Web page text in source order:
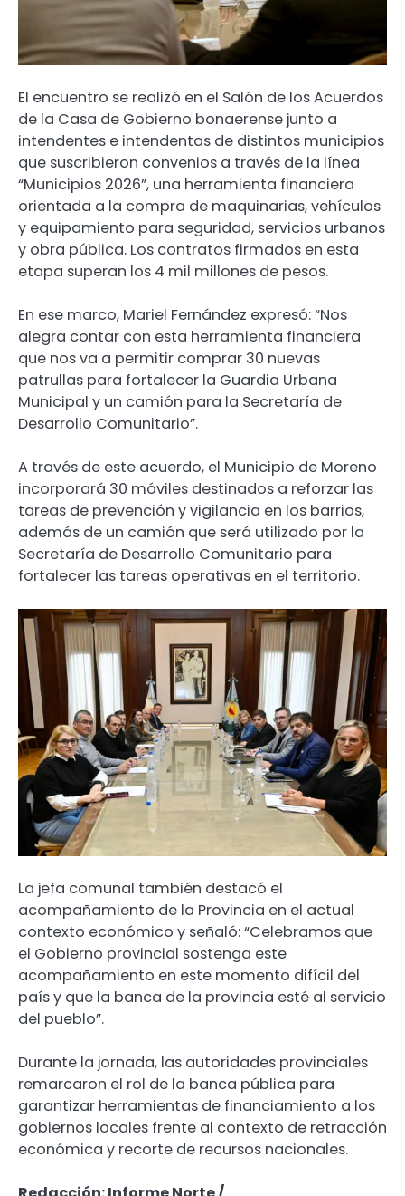
El encuentro se realizó en el Salón de los Acuerdos
de la Casa de Gobierno bonaerense junto a
intendentes e intendentas de distintos municipios
que suscribieron convenios a través de la línea
“Municipios 2026”, una herramienta financiera
orientada a la compra de maquinarias, vehículos
y equipamiento para seguridad, servicios urbanos
y obra pública. Los contratos firmados en esta
etapa superan los 4 mil millones de pesos.
En ese marco, Mariel Fernández expresó: “Nos
alegra contar con esta herramienta financiera
que nos va a permitir comprar 30 nuevas
patrullas para fortalecer la Guardia Urbana
Municipal y un camión para la Secretaría de
Desarrollo Comunitario”.
A través de este acuerdo, el Municipio de Moreno
incorporará 30 móviles destinados a reforzar las
tareas de prevención y vigilancia en los barrios,
además de un camión que será utilizado por la
Secretaría de Desarrollo Comunitario para
fortalecer las tareas operativas en el territorio.
La jefa comunal también destacó el
acompañamiento de la Provincia en el actual
contexto económico y señaló: “Celebramos que
el Gobierno provincial sostenga este
acompañamiento en este momento difícil del
país y que la banca de la provincia esté al servicio
del pueblo”.
Durante la jornada, las autoridades provinciales
remarcaron el rol de la banca pública para
garantizar herramientas de financiamiento a los
gobiernos locales frente al contexto de retracción
económica y recorte de recursos nacionales.